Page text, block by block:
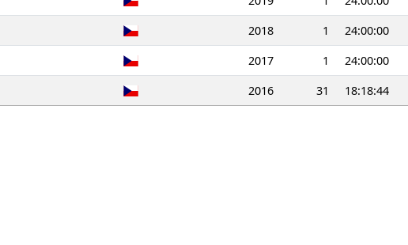
2018 1 24:00:00
2017 1 24:00:00
2016 31 18:18:44